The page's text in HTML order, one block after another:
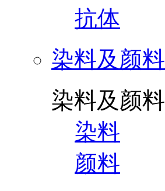
抗体
染料及颜料
染料及颜料
染料
颜料